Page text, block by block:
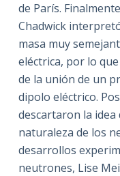
de París.
Chadwick
masa muy
eléctrica, por lo
de la unión de un
dipolo eléctrico.
descartaron la idea
naturaleza de los
desarrollos
neutrones, Lise